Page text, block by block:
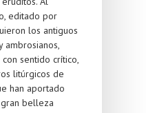
editado por
los antiguos
ambrosianos,
sentido crítico,
litúrgicos de
han aportado
belleza